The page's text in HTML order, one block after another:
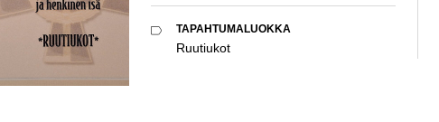
TAPAHTUMALUOKKA
Ruutiukot